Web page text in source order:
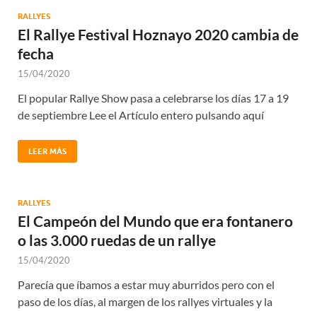
RALLYES
El Rallye Festival Hoznayo 2020 cambia de
fecha
15/04/2020
El popular Rallye Show pasa a celebrarse los días 17 a 19
de septiembre Lee el Artículo entero pulsando aquí
LEER MÁS
RALLYES
El Campeón del Mundo que era fontanero
o las 3.000 ruedas de un rallye
15/04/2020
Parecía que íbamos a estar muy aburridos pero con el
paso de los días, al margen de los rallyes virtuales y la